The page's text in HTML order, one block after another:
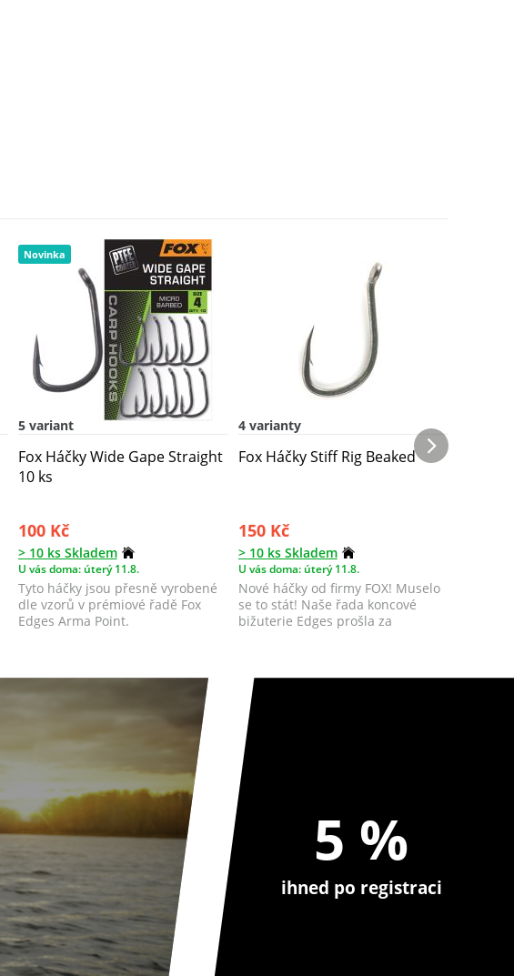
Novinka
5 variant
Fox Háčky Wide Gape Straight
10 ks
100 Kč
> 10 ks Skladem
U vás doma: úterý 11.8.
Tyto háčky jsou přesně vyrobené
dle vzorů v prémiové řadě Fox
Edges Arma Point.
4 varianty
Fox Háčky Stiff Rig Beaked
150 Kč
> 10 ks Skladem
U vás doma: úterý 11.8.
Nové háčky od firmy FOX! Muselo
se to stát! Naše řada koncové
bižuterie Edges prošla za
5 %
ihned po registraci